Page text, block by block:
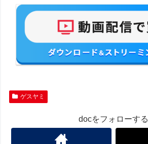
ゲスヤミ
docをフォローする